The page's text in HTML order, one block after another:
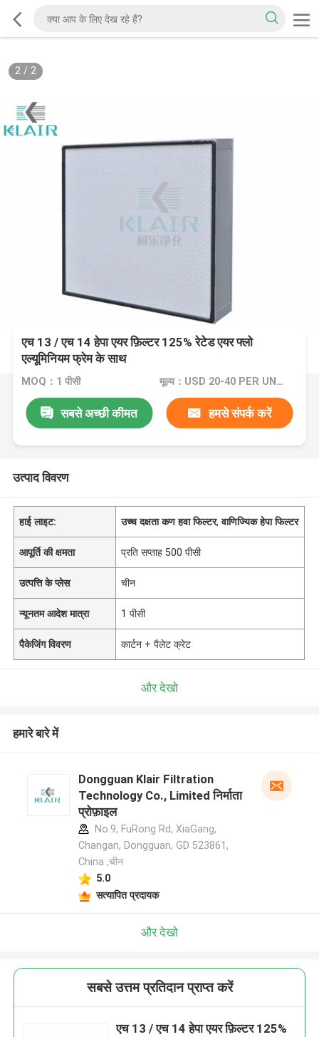
2/ 2
एच 13 / एच 14 हेपा एयर फ़िल्टर 125% रेटेड एयर फ्लो
एल्यूमिनियम फ्रेम के साथ
MOQ：1 पीसी मूल्य：USD 20-40 PER UNIT
सबसे अच्छी कीमत हमसे संपर्क करें
उत्पाद विवरण
हाई लाइट: उच्च दक्षता कण हवा फिल्टर,वाणिज्यिक हेपा फिल्टर
आपूर्ति की क्षमता प्रति सप्ताह 500 पीसी
उत्पत्ति के प्लेस चीन
न्यूनतम आदेश मात्रा 1 पीसी
पैकेजिंग विवरण कार्टन + पैलेट क्रेट
और देखो
हमारे बारे में
Dongguan Klair Filtration
Technology Co., Limited निर्माता
प्रोफ़ाइल
No.9, FuRong Rd, XiaGang,
Changan, Dongguan, GD 523861,
China ,चीन
5.0
सत्यापित प्रदायक
और देखो
सबसे उत्तम प्रतिदान प्राप्त करें
एच 13 / एच 14 हेपा एयर फ़िल्टर 125%